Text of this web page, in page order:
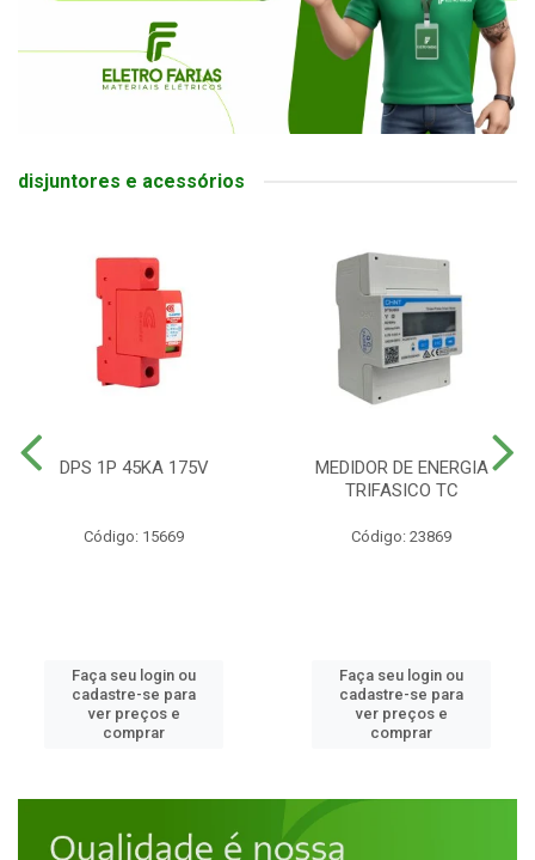
disjuntores e acessórios
DPS 1P 45KA 175V
Código: 15669
Faça seu login ou
cadastre-se para
ver preços e
comprar
MEDIDOR DE ENERGIA
TRIFASICO TC
Código: 23869
Faça seu login ou
cadastre-se para
ver preços e
comprar